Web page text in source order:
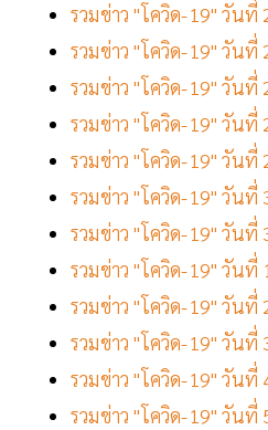
รวมข่าว "โควิด-19" วันที่
รวมข่าว "โควิด-19" วันที่
รวมข่าว "โควิด-19" วันที่
รวมข่าว "โควิด-19" วันที่
รวมข่าว "โควิด-19" วันที่
รวมข่าว "โควิด-19" วันที่
รวมข่าว "โควิด-19" วันที่
รวมข่าว "โควิด-19" วันที่
รวมข่าว "โควิด-19" วันที่
รวมข่าว "โควิด-19" วันที่
รวมข่าว "โควิด-19" วันที่
รวมข่าว "โควิด-19" วันที่